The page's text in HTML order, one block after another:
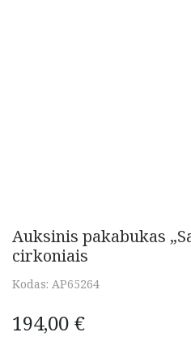
Auksinis pakabukas
cirkoniais
Kodas: AP65264
194,00 €